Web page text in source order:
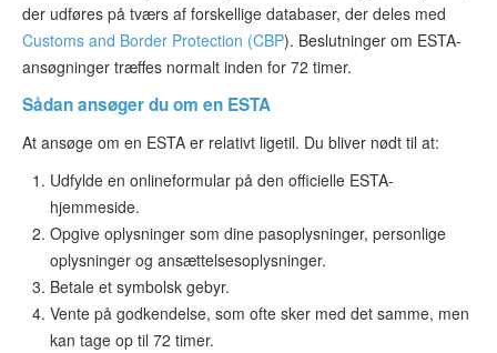
der udføres på tværs af forskellige databaser, der deles med
Customs and Border Protection (CBP). Beslutninger om ESTA-
ansøgninger træffes normalt inden for 72 timer.
Sådan ansøger du om en ESTA
At ansøge om en ESTA er relativt ligetil. Du bliver nødt til at:
Udfylde en onlineformular på den officielle ESTA-
hjemmeside.
Opgive oplysninger som dine pasoplysninger, personlige
oplysninger og ansættelsesoplysninger.
Betale et symbolsk gebyr.
Vente på godkendelse, som ofte sker med det samme, men
kan tage op til 72 timer.